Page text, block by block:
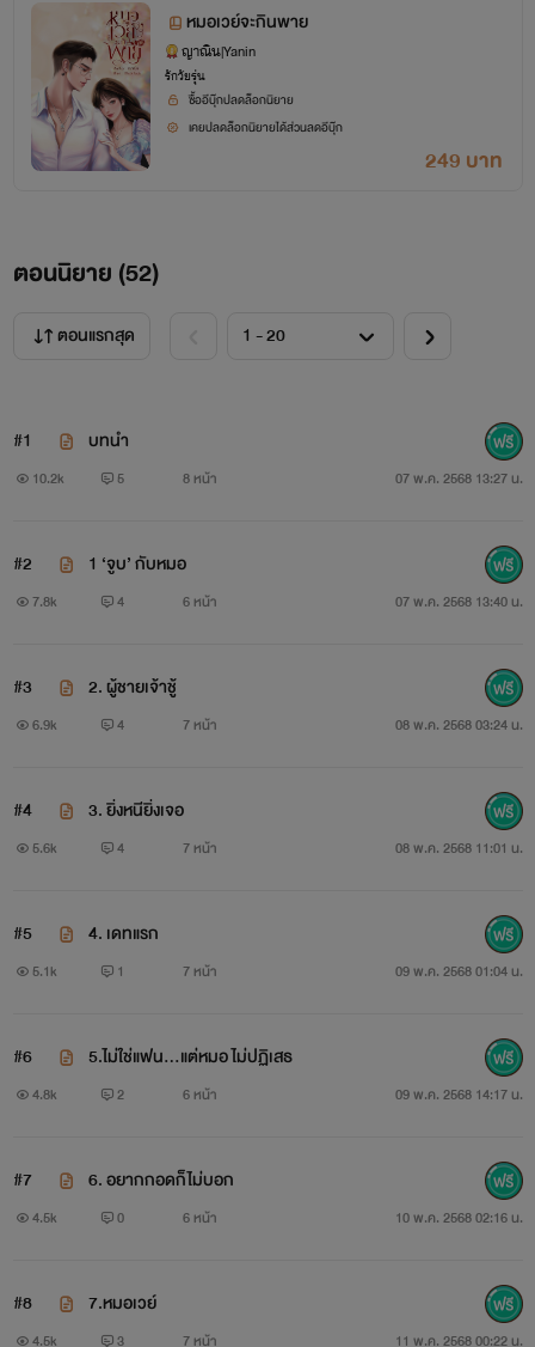
หมอเวย์จะกินพาย
ญาณิน|Yanin
รักวัยรุ่น
ซื้ออีบุ๊กปลดล็อกนิยาย
เคยปลดล็อกนิยายได้ส่วนลดอีบุ๊ก
249 บาท
ตอนนิยาย (52)
ตอนแรกสุด
#1 บทนำ
10.2k 5 8 หน้า 07 พ.ค. 2568 13:27 น.
#2 1 ‘จูบ’ กับหมอ
7.8k 4 6 หน้า 07 พ.ค. 2568 13:40 น.
#3 2. ผู้ชายเจ้าชู้
6.9k 4 7 หน้า 08 พ.ค. 2568 03:24 น.
#4 3. ยิ่งหนียิ่งเจอ
5.6k 4 7 หน้า 08 พ.ค. 2568 11:01 น.
#5 4. เดทแรก
5.1k 1 7 หน้า 09 พ.ค. 2568 01:04 น.
#6 5.ไม่ใช่แฟน…แต่หมอ ไม่ปฏิเสธ
4.8k 2 6 หน้า 09 พ.ค. 2568 14:17 น.
#7 6. อยากกอดก็ไม่บอก
4.5k 0 6 หน้า 10 พ.ค. 2568 02:16 น.
#8 7.หมอเวย์
4.5k 3 7 หน้า 11 พ.ค. 2568 00:22 น.